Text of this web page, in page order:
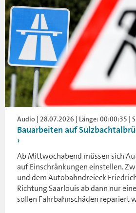
Audio | 28.07.2026 | Länge: 00:00:35 |
Bauarbeiten auf
Ab Mittwochabend müssen sich
auf Einschränkungen einstellen.
und dem Autobahndreieck
Richtung Saarlouis ab dann nur
sollen Fahrbahnschäden repariert